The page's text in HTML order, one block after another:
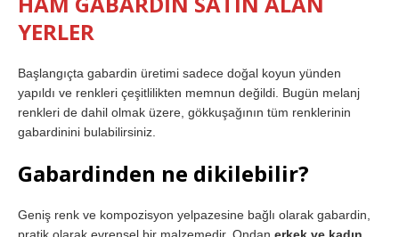
YERLER
Başlangıçta gabardin üretimi sadece doğal koyun yünden
yapıldı ve renkleri çeşitlilikten memnun değildi. Bugün melanj
renkleri de dahil olmak üzere, gökkuşağının tüm renklerinin
gabardinini bulabilirsiniz.
Gabardinden ne dikilebilir?
Geniş renk ve kompozisyon yelpazesine bağlı olarak gabardin,